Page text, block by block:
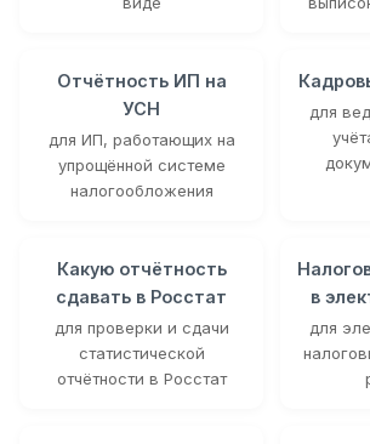
Отчётность ИП на
УСН
для ИП, работающих на
упрощённой системе
налогообложения
для
Какую отчётность
сдавать в Росстат
для проверки и сдачи
статистической
отчётности в Росстат
в
для